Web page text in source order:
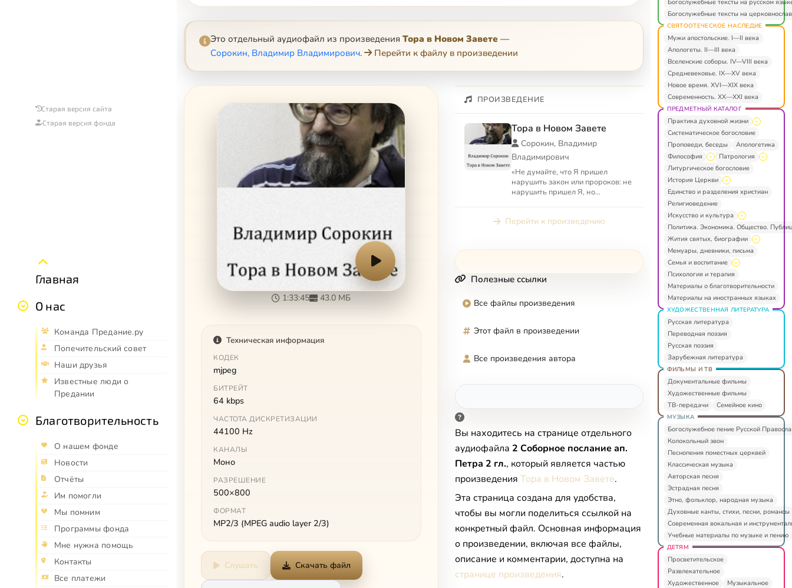
Старая версия сайта
Старая версия фонда
Главная
О нас
Команда Предание.ру
Попечительский совет
Наши друзья
Известные люди о
Предании
Благотворительность
О нашем фонде
Новости
Отчёты
Им помогли
Мы помним
Программы фонда
Мне нужна помощь
Контакты
Все платежи
Это отдельный аудиофайл из произведения Тора в Новом Завете —
Сорокин, Владимир Владимирович. Перейти к файлу в произведении
1:33:45 43.0 МБ
Техническая информация
КОДЕК
mjpeg
БИТРЕЙТ
64 kbps
ЧАСТОТА ДИСКРЕТИЗАЦИИ
44100 Hz
КАНАЛЫ
Моно
РАЗРЕШЕНИЕ
500×800
ФОРМАТ
MP2/3 (MPEG audio layer 2/3)
Слушать Скачать файл
ПРОИЗВЕДЕНИЕ
Тора в Новом Завете
Сорокин, Владимир
Владимирович
«Не думайте, что Я пришел
нарушить закон или пророков: не
нарушить пришел Я, но
земля, ни ...
Перейти к произведению
Полезные ссылки
Все файлы произведения
Этот файл в произведении
Все произведения автора
Вы находитесь на странице отдельного
аудиофайла 2 Соборное послание ап.
Петра 2 гл., который является частью
произведения Тора в Новом Завете.
Эта страница создана для удобства,
чтобы вы могли поделиться ссылкой на
конкретный файл. Основная информация
о произведении, включая все файлы,
описание и комментарии, доступна на
странице произведения.
Богослужебные тексты на русском
Богослужебные тексты на
СВЯТООТЕЧЕСКОЕ НАСЛЕДИЕ
Мужи апостольские. I—II века
Апологеты. II—III века
Вселенские соборы. IV—VIII века
Средневековье. IX—XV века
Новое время. XVI—XIX века
Современность. XX—XXI века
ПРЕДМЕТНЫЙ КАТАЛОГ
Практика духовной жизни
Систематическое богословие
Проповеди, беседы
Апологетика
Философия
Патрология
Литургическое богословие
История Церкви
Единство и разделения христиан
Религиоведение
Искусство и культура
Политика. Экономика. Общество.
Жития святых, биографии
Мемуары, дневники, письма
Семья и воспитание
Психология и терапия
Материалы о благотворительности
Материалы на иностранных языках
ХУДОЖЕСТВЕННАЯ ЛИТЕРАТУРА
Русская литература
Переводная поэзия
Русская поэзия
Зарубежная литература
ФИЛЬМЫ И ТВ
Документальные фильмы
Художественные фильмы
ТВ-передачи
Семейное кино
МУЗЫКА
Богослужебное пение Русской
Колокольный звон
Песнопения поместных церквей
Классическая музыка
Авторская песня
Эстрадная песня
Этно, фольклор, народная музыка
Духовные канты, стихи, песни, романсы
Современная вокальная и
Учебные материалы по музыке и пению
ДЕТЯМ
Просветительское
Развлекательное
Художественное
Музыкальное